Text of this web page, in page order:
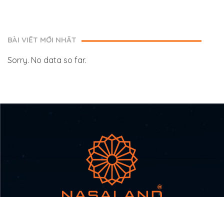
BÀI VIẾT MỚI NHẤT
Sorry. No data so far.